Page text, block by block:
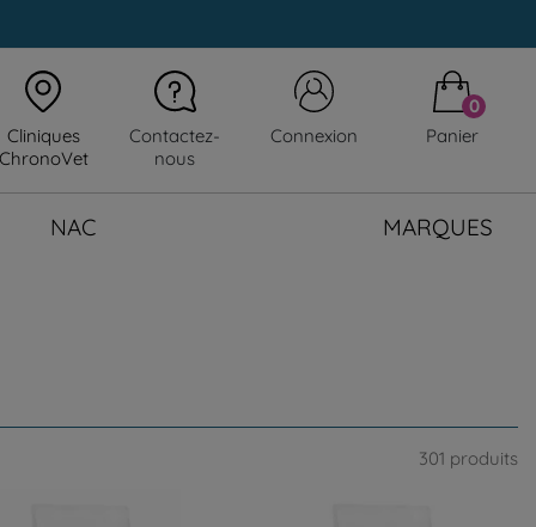
Cliniques
ChronoVet
Contactez-
nous
Connexion
0
Panier
NAC MARQUES
301 produits